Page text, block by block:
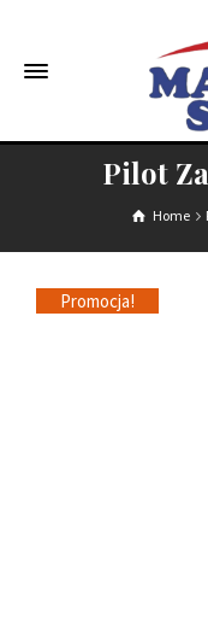
Pilot
Home
Promocja!